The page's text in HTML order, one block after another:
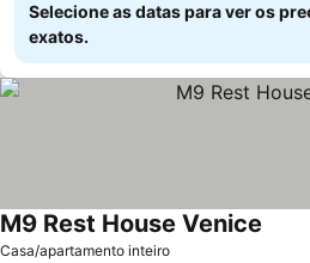
Selecione as datas para ver os
exatos.
Casa/apartamento inteiro
M9 Rest House Venice